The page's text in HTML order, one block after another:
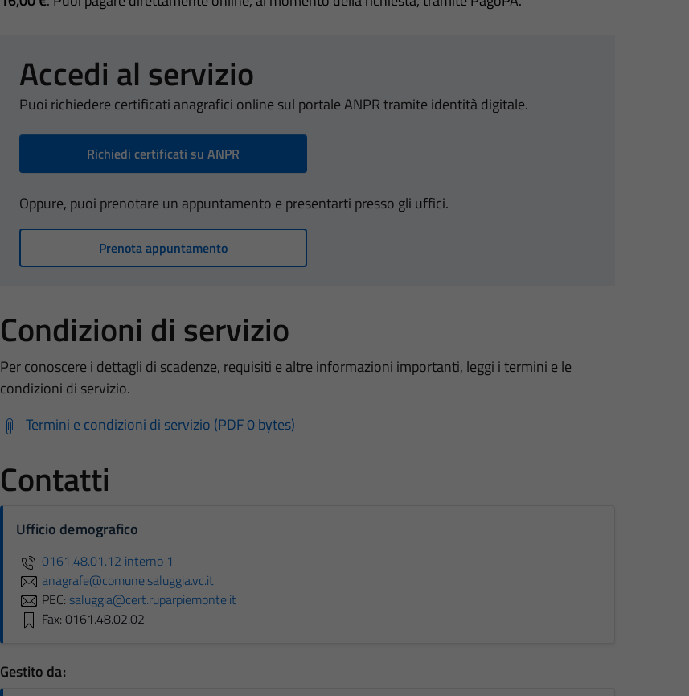
Accedi al servizio
Puoi richiedere certificati anagrafici online sul portale ANPR tramite identità digitale.
Richiedi certificati su ANPR
Oppure, puoi prenotare un appuntamento e presentarti presso gli uffici.
Prenota appuntamento
Condizioni di servizio
Per conoscere i dettagli di scadenze, requisiti e altre informazioni importanti, leggi i termini e le
condizioni di servizio.
Termini e condizioni di servizio (PDF 0 bytes)
Contatti
Ufficio demografico
0161.48.01.12 interno 1
anagrafe@comune.saluggia.vc.it
PEC: saluggia@cert.ruparpiemonte.it
Fax: 0161.48.02.02
Gestito da: